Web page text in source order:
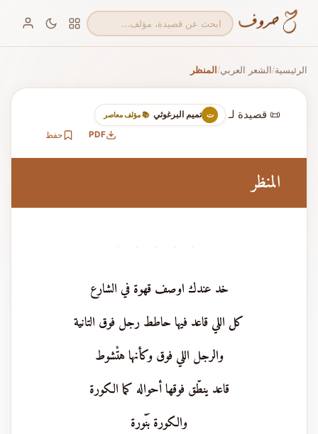
الرئيسية/الشعر العربي/المنظر
📜 قصيدة لـ ت تميم البرغوثي 📚 مؤلف معاصر
PDF حفظ
المنظر
· · · · ·
خد عندك اوصف قهوة في الشارع
كل اللي قاعد فيها حاطط رجل فوق التانية
والرجل اللي فوق وكأنها هتْشوط
قاعد ينطّق فوقها أحواله كما الكورة
والكورة بَنّورة